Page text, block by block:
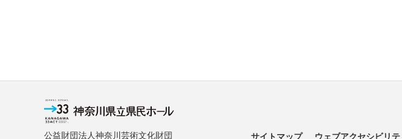
公益財団法人神奈川芸術文化財団 サイトマップ ウェブアクセシビリテ